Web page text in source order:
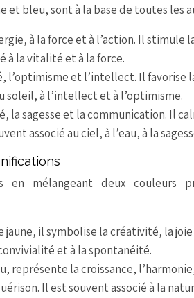
et bleu, sont à la base de toutes les
à la force et à l’action. Il
à la vitalité et à la force.
l’optimisme et l’intellect. Il favorise
soleil, à l’intellect et à l’optimisme.
la sagesse et la communication. Il
associé au ciel, à l’eau, à la
en mélangeant deux couleurs
jaune, il symbolise la créativité, la
et à la spontanéité.
représente la croissance,
Il est souvent associé à la